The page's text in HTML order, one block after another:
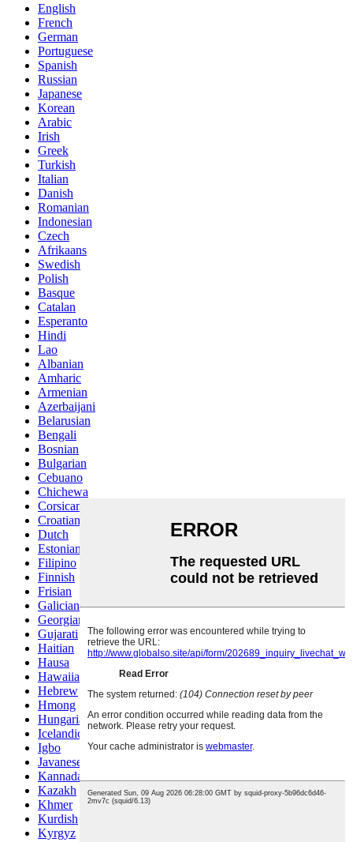
English
French
German
Portuguese
Spanish
Russian
Japanese
Korean
Arabic
Irish
Greek
Turkish
Italian
Danish
Romanian
Indonesian
Czech
Afrikaans
Swedish
Polish
Basque
Catalan
Esperanto
Hindi
Lao
Albanian
Amharic
Armenian
Azerbaijani
Belarusian
Bengali
Bosnian
Bulgarian
Cebuano
Chichewa
Corsican
Croatian
Dutch
Estonian
Filipino
Finnish
Frisian
Galician
Georgian
Gujarati
Haitian
Hausa
Hawaiian
Hebrew
Hmong
Hungarian
Icelandic
Igbo
Javanese
Kannada
Kazakh
Khmer
Kurdish
Kyrgyz